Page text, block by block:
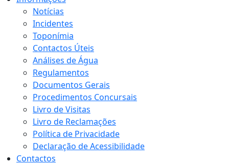
Notícias
Incidentes
Toponímia
Contactos Úteis
Análises de Água
Regulamentos
Documentos Gerais
Procedimentos Concursais
Livro de Visitas
Livro de Reclamações
Política de Privacidade
Declaração de Acessibilidade
Contactos